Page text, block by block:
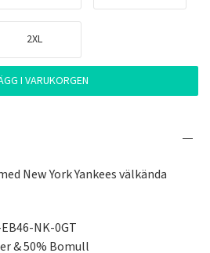
2XL
I VARUKORGEN
New York Yankees välkända
NK-0GT
& 50% Bomull